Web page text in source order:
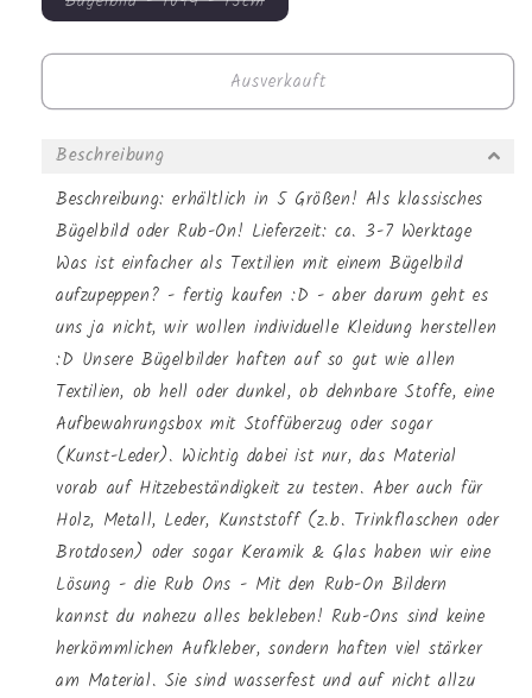
Bügelbild
1212
15cm
Bügelbild
1212
15cm
ausverkauft
nicht
verfügbar
Ausverkauft
Beschreibung
Beschreibung: erhältlich in 5 Größen! Als klassisches
Bügelbild oder Rub-On! Lieferzeit: ca. 3-7 Werktage
Was ist einfacher als Textilien mit einem Bügelbild
aufzupeppen? - fertig kaufen :D - aber darum geht es
uns ja nicht, wir wollen individuelle Kleidung herstellen
:D Unsere Bügelbilder haften auf so gut wie allen
Textilien, ob hell oder dunkel, ob dehnbare Stoffe, eine
Aufbewahrungsbox mit Stoffüberzug oder sogar
(Kunst-Leder). Wichtig dabei ist nur, das Material
vorab auf Hitzebeständigkeit zu testen. Aber auch für
Holz, Metall, Leder, Kunststoff (z.b. Trinkflaschen oder
Brotdosen) oder sogar Keramik & Glas haben wir eine
Lösung - die Rub Ons - Mit den Rub-On Bildern
kannst du nahezu alles bekleben! Rub-Ons sind keine
herkömmlichen Aufkleber, sondern haften viel stärker
am Material. Sie sind wasserfest und auf nicht allzu